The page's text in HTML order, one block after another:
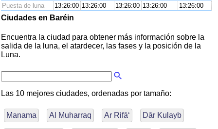
Puesta de luna
13:26:00 13:26:00 13:26:00 13:26:00 13:26:00
Ciudades en Baréin
Encuentra la ciudad para obtener más información sobre la
salida de la luna, el atardecer, las fases y la posición de la
Luna.
Las 10 mejores ciudades, ordenadas por tamaño:
Manama Al Muharraq Ar Rifā‘ Dār Kulayb